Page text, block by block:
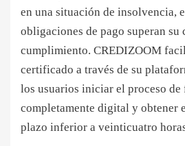
en una situación de insolvencia,
obligaciones de pago superan su
cumplimiento. CREDIZOOM
certificado a través de su
los usuarios iniciar el proceso de
completamente digital y obtener
plazo inferior a veinticuatro